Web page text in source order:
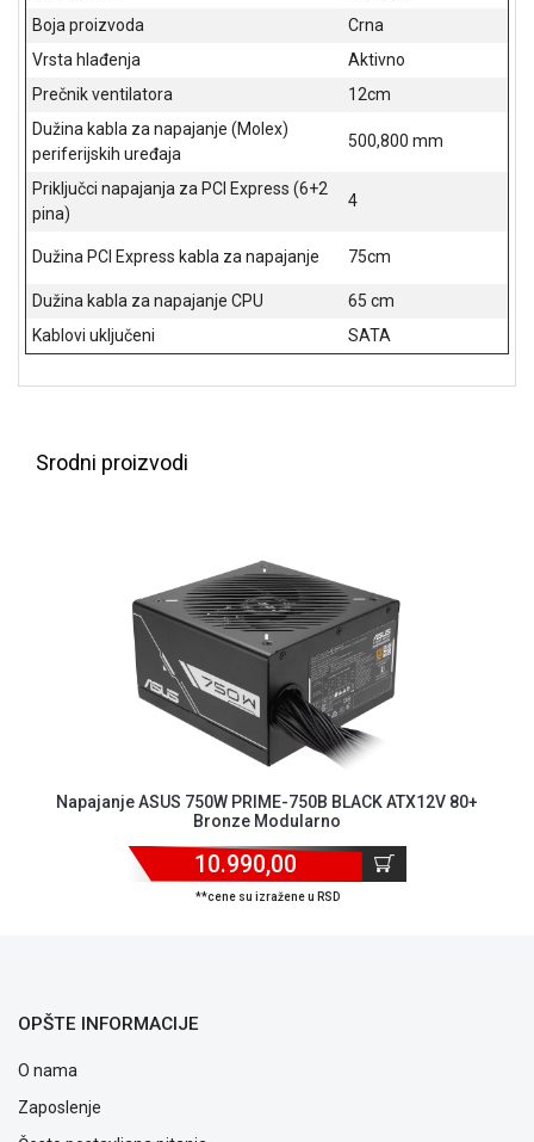
BICIKLE
FITNES
BAŠTA
OUTLET
Boja proizvoda
Crna
Vrsta hlađenja
Aktivno
Prečnik ventilatora
12cm
Dužina kabla za napajanje (Molex)
periferijskih uređaja
500,800 mm
Priključci napajanja za PCI Express (6+2
pina)
4
Dužina PCI Express kabla za napajanje 75cm
Dužina kabla za napajanje CPU
65 cm
Kablovi uključeni
SATA
Srodni proizvodi
Napajanje ASUS 750W PRIME-750B BLACK ATX12V 80+
Bronze Modularno
10.990,00
**cene su izražene u RSD
OPŠTE INFORMACIJE
O nama
Zaposlenje